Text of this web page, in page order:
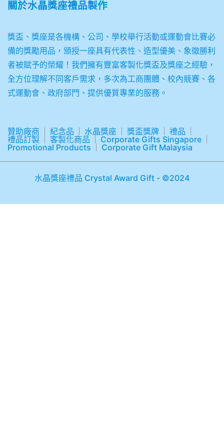
關於水晶獎座禮品製作
獎盃、獎座是各機構、公司、學校舉行活動或運動會比賽必
備的獎勵用品，頒授一座具有代表性、造型優美、象徵勝利
者被賦予的榮耀！我們擁有豐富客製化獎盃及獎座之經驗，
全方位理解不同客戶需求，多次為工商團體、校內競賽、各
式運動會、政府部門、提供優質專業的服務。
贊助廠商 紀念品 水晶獎座 獎盃獎牌
禮品
禮品訂製
客製化商品
Corporate Gifts Singapore
Promotional Products
Corporate Gift Malaysia
水晶獎座禮品 Crystal Award Gift - ©2024